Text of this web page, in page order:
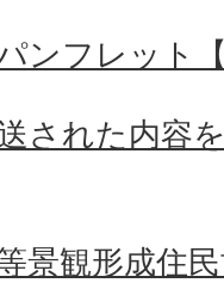
ンフレット
された内容
景観形成住